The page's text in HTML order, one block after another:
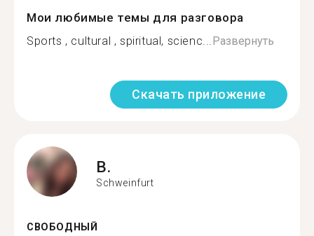
Мои любимые темы для разговора
Sports , cultural , spiritual, scienc...Развернуть
Скачать приложение
B.
Schweinfurt
СВОБОДНЫЙ